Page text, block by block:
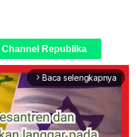
Channel Republika
arrow_forward_ios Baca selengkapnya